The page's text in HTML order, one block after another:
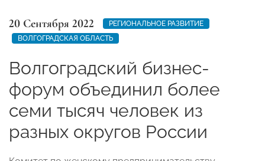
20 Сентября 2022
РЕГИОНАЛЬНОЕ РАЗВИТИЕ
ВОЛГОГРАДСКАЯ ОБЛАСТЬ
Волгоградский бизнес-
форум объединил более
семи тысяч человек из
разных округов России